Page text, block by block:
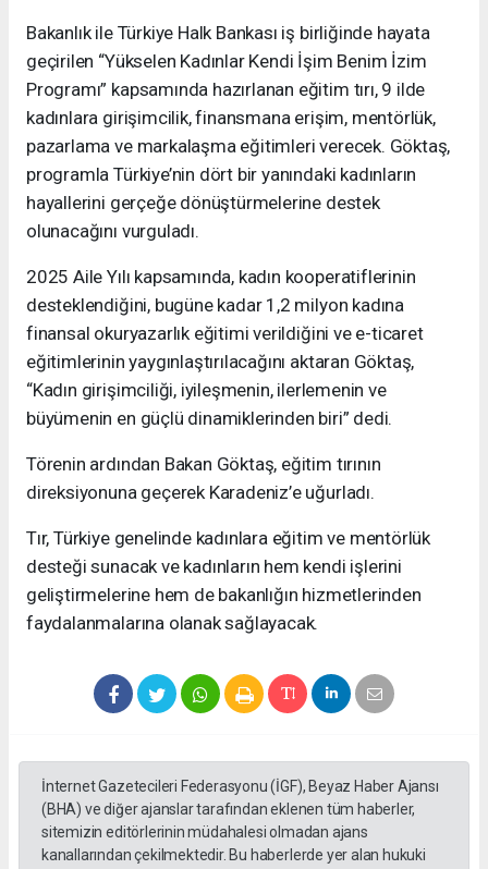
Bakanlık ile Türkiye Halk Bankası iş birliğinde hayata
geçirilen “Yükselen Kadınlar Kendi İşim Benim İzim
Programı” kapsamında hazırlanan eğitim tırı, 9 ilde
kadınlara girişimcilik, finansmana erişim, mentörlük,
pazarlama ve markalaşma eğitimleri verecek. Göktaş,
programla Türkiye’nin dört bir yanındaki kadınların
hayallerini gerçeğe dönüştürmelerine destek
olunacağını vurguladı.
2025 Aile Yılı kapsamında, kadın kooperatiflerinin
desteklendiğini, bugüne kadar 1,2 milyon kadına
finansal okuryazarlık eğitimi verildiğini ve e-ticaret
eğitimlerinin yaygınlaştırılacağını aktaran Göktaş,
“Kadın girişimciliği, iyileşmenin, ilerlemenin ve
büyümenin en güçlü dinamiklerinden biri” dedi.
Törenin ardından Bakan Göktaş, eğitim tırının
direksiyonuna geçerek Karadeniz’e uğurladı.
Tır, Türkiye genelinde kadınlara eğitim ve mentörlük
desteği sunacak ve kadınların hem kendi işlerini
geliştirmelerine hem de bakanlığın hizmetlerinden
faydalanmalarına olanak sağlayacak.
İnternet Gazetecileri Federasyonu (İGF), Beyaz Haber Ajansı
(BHA) ve diğer ajanslar tarafından eklenen tüm haberler,
sitemizin editörlerinin müdahalesi olmadan ajans
kanallarından çekilmektedir. Bu haberlerde yer alan hukuki